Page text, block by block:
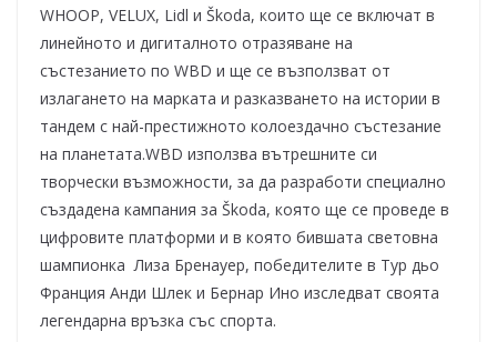
WHOOP, VELUX, Lidl и Škoda, които ще се включат в
линейното и дигиталното отразяване на
състезанието по WBD и ще се възползват от
излагането на марката и разказването на истории в
тандем с най-престижното колоездачно състезание
на планетата.WBD използва вътрешните си
творчески възможности, за да разработи специално
създадена кампания за Škoda, която ще се проведе в
цифровите платформи и в която бившата световна
шампионка Лиза Бренауер, победителите в Тур дьо
Франция Анди Шлек и Бернар Ино изследват своята
легендарна връзка със спорта.